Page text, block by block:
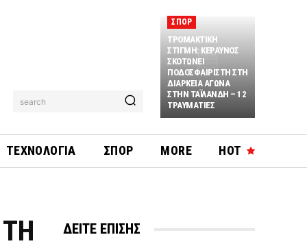
search
ΣΠΟΡ
ΤΡΟΜΑΚΤΙΚΗ
ΣΤΙΓΜΗ: ΚΕΡΑΥΝΟΣ
ΣΚΟΤΩΝΕΙ
ΠΟΔΟΣΦΑΙΡΙΣΤΗ ΣΤΗ
ΔΙΑΡΚΕΙΑ ΑΓΩΝΑ
ΣΤΗΝ ΤΑΪΛΑΝΔΗ – 12
ΤΡΑΥΜΑΤΙΕΣ
HOT
ΤΕΧΝΟΛΟΓΙΑ ΣΠΟΡ MORE
ΔΕΙΤΕ ΕΠΙΣΗΣ